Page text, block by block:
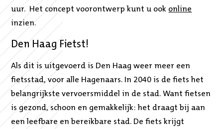
uur. Het concept voorontwerp kunt u ook online
inzien.
Den Haag Fietst!
Als dit is uitgevoerd is Den Haag weer meer een
fietsstad, voor alle Hagenaars. In 2040 is de fiets het
belangrijkste vervoersmiddel in de stad. Want fietsen
is gezond, schoon en gemakkelijk: het draagt bij aan
een leefbare en bereikbare stad. De fiets krijgt